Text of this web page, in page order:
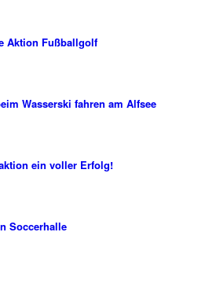
Aktion Fußballgolf
Wasserski fahren am Alfsee
ein voller Erfolg!
Soccerhalle